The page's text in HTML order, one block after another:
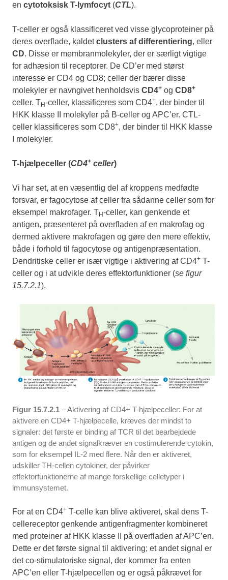
en cytotoksisk T-lymfocyt (CTL).
T-celler er også klassificeret ved visse glycoproteiner på
deres overflade, kaldetclusters af differentiering, eller
CD. Disse er membranmolekyler, der er særligt vigtige
for adhæsion til receptorer. De CD’er med størst
interesse er CD4 og CD8; celler der bærer disse
molekyler er navngivet henholdsvis CD4+ og CD8+
celler. TH-celler, klassificeres som CD4+, der binder til
HKK klasse II molekyler på B-celler og APC’er. CTL-
celler klassificeres som CD8+, der binder til HKK klasse
I molekyler.
T-hjælpeceller (CD4+ celler)
Vi har set, at en væsentlig del af kroppens medfødte
forsvar, er fagocytose af celler fra sådanne celler som for
eksempel makrofager. TH-celler, kan genkende et
antigen, præsenteret på overfladen af en makrofag og
dermed aktivere makrofagen og gøre den mere effektiv,
både i forhold til fagocytose og antigenpræsentation.
Dendritiske celler er især vigtige i aktivering af CD4+ T-
celler og i at udvikle deres effektorfunktioner (se figur
15.7.2.1).
Figur 15.7.2.1 – Aktivering af CD4+ T-hjælpeceller: For at
aktivere en CD4+ T-hjælpecelle, kræves der mindst to
signaler: det første er binding af TCR til det bearbejdede
antigen og de andet signalkræver en costimulerende cytokin,
som for eksempel IL-2 med flere. Når den er aktiveret,
udskiller TH-cellen cytokiner, der påvirker
effektorfunktionerne af mange forskellige celletyper i
immunsystemet.
For at en CD4+ T-celle kan blive aktiveret, skal dens T-
cellereceptor genkende antigenfragmenter kombineret
med proteiner af HKK klasse II på overfladen af APC’en.
Dette er det første signal til aktivering; et andet signal er
det co-stimulatoriske signal, der kommer fra enten
APC’en eller T-hjælpecellen og er også påkrævet for